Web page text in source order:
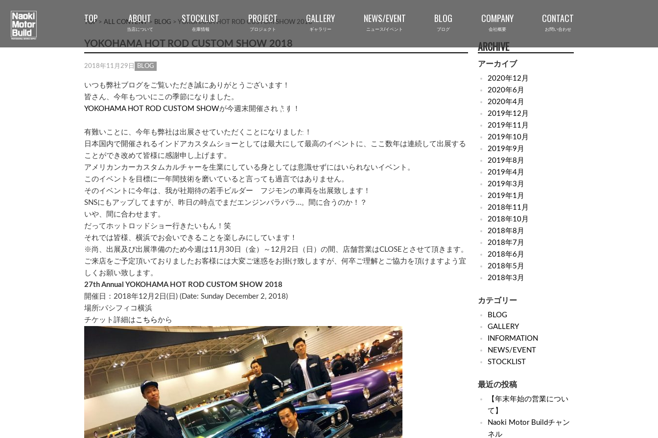
TOP ABOUT
当店について
STOCKLIST
在庫情報
PROJECT
プロジェクト
GALLERY
ギャラリー
NEWS/EVENT
ニュース/イベント
BLOG
ブログ
COMPANY
会社概要
CONTACT
お問い合わせ
TOP > ALL CONTENT > BLOG > YOKOHAMA HOT ROD CUSTOM SHOW 2018
NEWS/EVENT
ニュース・イベント
YOKOHAMA HOT ROD CUSTOM SHOW 2018
2018年11月29日 BLOG
いつも弊社ブログをご覧いただき誠にありがとうございます！
皆さん、今年もついにこの季節になりました。
YOKOHAMA HOT ROD CUSTOM SHOWが今週末開催されます！
有難いことに、今年も弊社は出展させていただくことになりました！
日本国内で開催されるインドアカスタムショーとしては最大にして最高のイベントに、ここ数年は連続して出展する
ことができ改めて皆様に感謝申し上げます。
アメリカンカーカスタムカルチャーを生業にしている身としては意識せずにはいられないイベント。
このイベントを目標に一年間技術を磨いていると言っても過言ではありません。
そのイベントに今年は、我が社期待の若手ビルダー フジモンの車両を出展致します！
SNSにもアップしてますが、昨日の時点でまだエンジンバラバラ…。間に合うのか！？
いや、間に合わせます。
だってホットロッドショー行きたいもん！笑
それでは皆様、横浜でお会いできることを楽しみにしています！
※尚、出展及び出展準備のため今週は11月30日（金）～12月2日（日）の間、店舗営業はCLOSEとさせて頂きます。
ご来店をご予定頂いておりましたお客様には大変ご迷惑をお掛け致しますが、何卒ご理解とご協力を頂けますよう宜
しくお願い致します。
27th Annual YOKOHAMA HOT ROD CUSTOM SHOW 2018
開催日：2018年12月2日(日) (Date: Sunday December 2, 2018)
場所:パシフィコ横浜
チケット詳細は こちらから
ARCHIVE
アーカイブ
2020年12月
2020年6月
2020年4月
2019年12月
2019年11月
2019年10月
2019年9月
2019年8月
2019年4月
2019年3月
2019年1月
2018年11月
2018年10月
2018年8月
2018年7月
2018年6月
2018年5月
2018年3月
カテゴリー
BLOG
GALLERY
INFORMATION
NEWS/EVENT
STOCKLIST
最近の投稿
【年末年始の営業につい
て】
Naoki Motor Buildチャン
ネル